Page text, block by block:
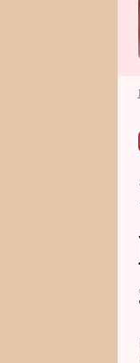
HOROSKOP